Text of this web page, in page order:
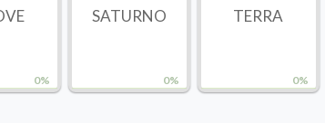
0% 0%
SATURNO
0%
TERRA